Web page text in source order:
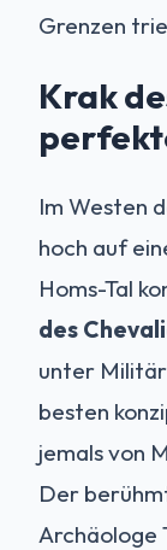
Grenzen
Krak
Im Westen
hoch auf
Homs-Tal
des
unter
besten
jemals von
Der
Archäologe